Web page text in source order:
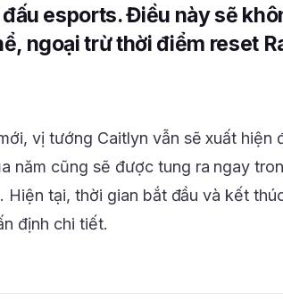
esports. Điều này sẽ
ngoại trừ thời điểm reset
vị tướng Caitlyn vẫn sẽ xuất hiện
năm cũng sẽ được tung ra ngay
Hiện tại, thời gian bắt đầu và kết
định chi tiết.